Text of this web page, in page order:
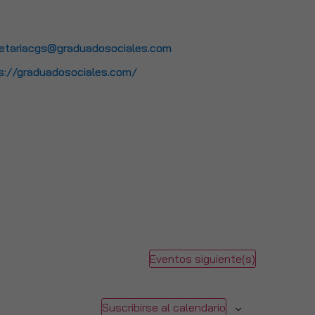
graduadosociales.com/
Eventos siguiente(s)
Suscribirse al calendario